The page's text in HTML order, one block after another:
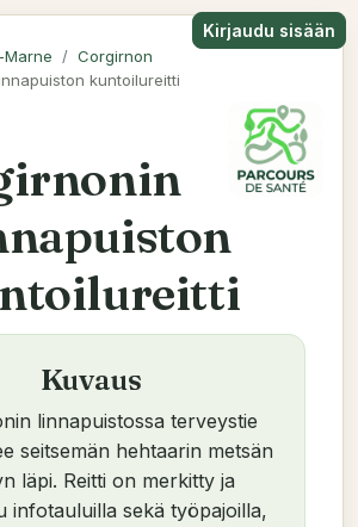
Kirjaudu sisään
Corgirnon
kuntoilureitti
Kuvaus
linnapuistossa terveystie
seitsemän hehtaarin metsän
läpi. Reitti on merkitty ja
infotauluilla sekä työpajoilla,